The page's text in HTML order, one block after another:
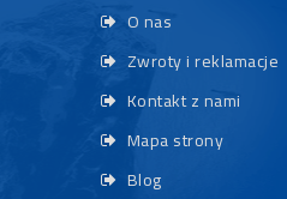
O nas
Zwroty i reklamacje
Kontakt z nami
Mapa strony
Blog